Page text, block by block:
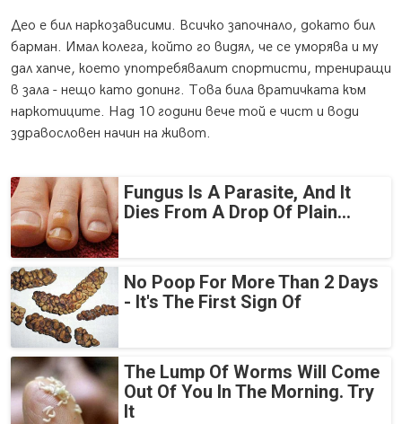
Део е бил наркозависими. Всичко започнало, докато бил
барман. Имал колега, който го видял, че се уморява и му
дал хапче, което употребявалит спортисти, трениращи
в зала - нещо като допинг. Това била вратичката към
наркотиците. Над 10 години вече той е чист и води
здравословен начин на живот.
Fungus Is A Parasite, And It
Dies From A Drop Of Plain...
No Poop For More Than 2 Days
- It's The First Sign Of
The Lump Of Worms Will Come
Out Of You In The Morning. Try
It